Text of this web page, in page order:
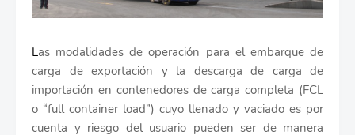
Las modalidades de operación para el embarque de
carga de exportación y la descarga de carga de
importación en contenedores de carga completa (FCL
o “full container load”) cuyo llenado y vaciado es por
cuenta y riesgo del usuario pueden ser de manera